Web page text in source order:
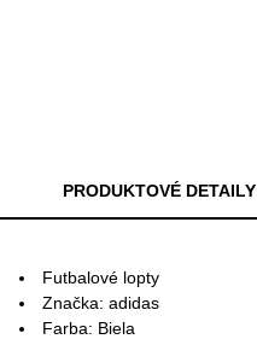
PRODUKTOVÉ DETAILY
Futbalové lopty
Značka: adidas
Farba: Biela